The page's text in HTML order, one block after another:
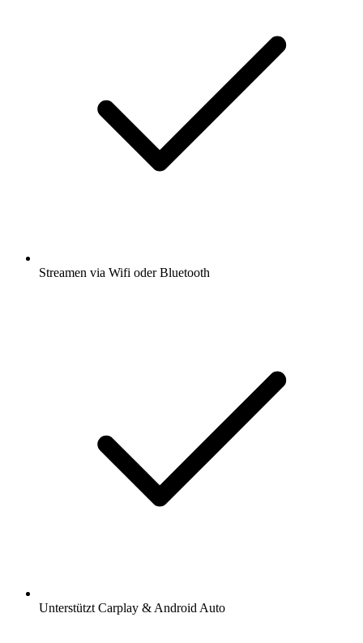
Streamen via Wifi oder Bluetooth
Unterstützt Carplay & Android Auto